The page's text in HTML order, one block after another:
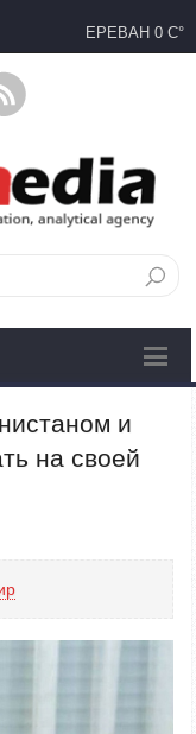
ЕРЕВАН 0 C°
и
на своей